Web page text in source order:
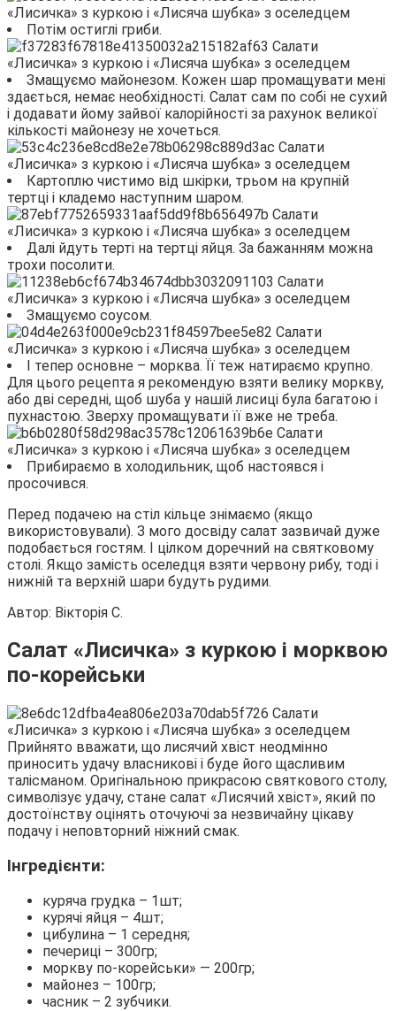
Потім остиглі гриби.
Змащуємо майонезом. Кожен шар промащувати мені
здається, немає необхідності. Салат сам по собі не сухий
і додавати йому зайвої калорійності за рахунок великої
кількості майонезу не хочеться.
Картоплю чистимо від шкірки, трьом на крупній
тертці і кладемо наступним шаром.
Далі йдуть терті на тертці яйця. За бажанням можна
трохи посолити.
Змащуємо соусом.
І тепер основне – морква. Її теж натираємо крупно.
Для цього рецепта я рекомендую взяти велику моркву,
або дві середні, щоб шуба у нашій лисиці була багатою і
пухнастою. Зверху промащувати її вже не треба.
Прибираємо в холодильник, щоб настоявся і
просочився.
Перед подачею на стіл кільце знімаємо (якщо
використовували). З мого досвіду салат зазвичай дуже
подобається гостям. І цілком доречний на святковому
столі. Якщо замість оселедця взяти червону рибу, тоді і
нижній та верхній шари будуть рудими.
Автор: Вікторія С.
Салат «Лисичка» з куркою і морквою
по-корейськи
Прийнято вважати, що лисячий хвіст неодмінно
приносить удачу власникові і буде його щасливим
талісманом. Оригінальною прикрасою святкового столу,
символізує удачу, стане салат «Лисячий хвіст», який по
достоїнству оцінять оточуючі за незвичайну цікаву
подачу і неповторний ніжний смак.
Інгредієнти:
куряча грудка – 1шт;
курячі яйця – 4шт;
цибулина – 1 середня;
печериці – 300гр;
моркву по-корейськи» — 200гр;
майонез – 100гр;
часник – 2 зубчики.